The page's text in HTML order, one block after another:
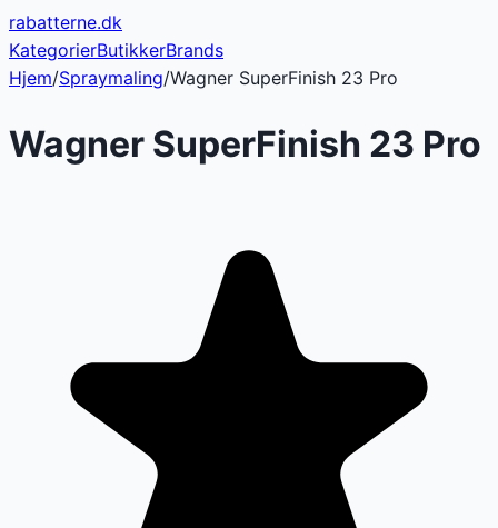
rabatterne.dk
KategorierButikkerBrands
Hjem/Spraymaling/Wagner SuperFinish 23 Pro
Wagner SuperFinish 23 Pro